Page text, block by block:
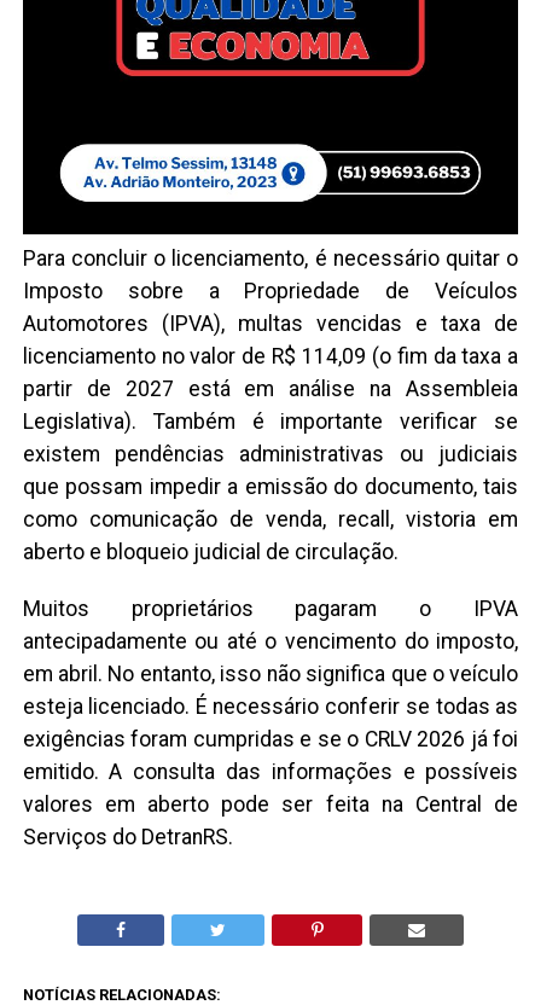
Para concluir o licenciamento, é necessário quitar o
Imposto sobre a Propriedade de Veículos
Automotores (IPVA), multas vencidas e taxa de
licenciamento no valor de R$ 114,09 (o fim da taxa a
partir de 2027 está em análise na Assembleia
Legislativa). Também é importante verificar se
existem pendências administrativas ou judiciais
que possam impedir a emissão do documento, tais
como comunicação de venda, recall, vistoria em
aberto e bloqueio judicial de circulação.
Muitos proprietários pagaram o IPVA
antecipadamente ou até o vencimento do imposto,
em abril. No entanto, isso não significa que o veículo
esteja licenciado. É necessário conferir se todas as
exigências foram cumpridas e se o CRLV 2026 já foi
emitido. A consulta das informações e possíveis
valores em aberto pode ser feita na Central de
Serviços do DetranRS.
NOTÍCIAS RELACIONADAS: